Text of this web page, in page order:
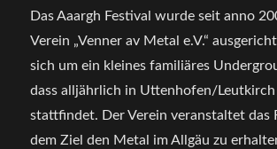
Das Aaargh Festival wurde seit anno
Verein „Venner av Metal e.V.“
sich um ein kleines familiäres
dass alljährlich in Uttenhofen/Leutkirch
stattfindet. Der Verein veranstaltet das
dem Ziel den Metal im Allgäu zu